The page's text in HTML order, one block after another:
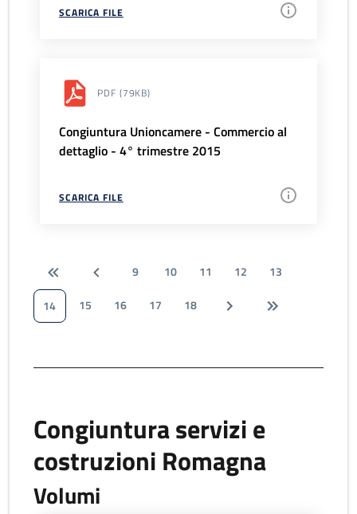
SCARICA FILE
PDF (79KB)
Congiuntura Unioncamere - Commercio al
dettaglio - 4° trimestre 2015
SCARICA FILE
9 10 11 12
13
14
15 16 17 18
Congiuntura servizi e
costruzioni Romagna
Volumi